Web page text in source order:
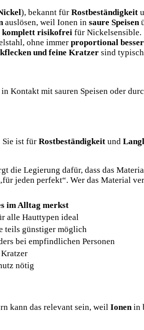
), bekannt für Rostbeständigkeit
auslösen, weil Ionen in saure Speisen
komplett risikofrei für Nickelsensible.
ohne immer proportional besser
und feine Kratzer sind
mit sauren Speisen oder
Sie ist für Rostbeständigkeit und
die Legierung dafür, dass das
jeden perfekt“. Wer das Material
im Alltag merkst
alle Hauttypen ideal
teils günstiger möglich
bei empfindlichen Personen
nötig
kann das relevant sein, weil Ionenin